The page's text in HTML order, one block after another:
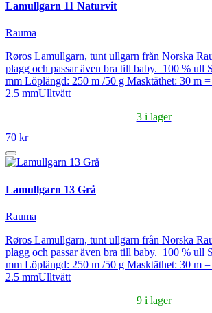
Lamullgarn 11 Naturvit
Rauma
Røros Lamullgarn, tunt ullgarn från Norska
plagg och passar även bra till baby. 100 % ull
mm Löplängd: 250 m /50 g Masktäthet: 30 m
2.5 mmUlltvätt
3 i lager
70 kr
Lamullgarn 13 Grå
Rauma
Røros Lamullgarn, tunt ullgarn från Norska
plagg och passar även bra till baby. 100 % ull
mm Löplängd: 250 m /50 g Masktäthet: 30 m
2.5 mmUlltvätt
9 i lager